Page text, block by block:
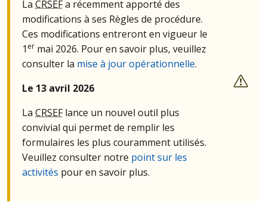
La CRSEFa récemment apporté des
modifications à ses Règles de procédure.
Ces modifications entreront en vigueur le
1 er mai 2026. Pour en savoir plus, veuillez
consulter la mise à jour opérationnelle.
Le 13 avril 2026
La CRSEFlance un nouvel outil plus
convivial qui permet de remplir les
formulaires les plus couramment utilisés.
Veuillez consulter notre point sur les
activités pour en savoir plus.